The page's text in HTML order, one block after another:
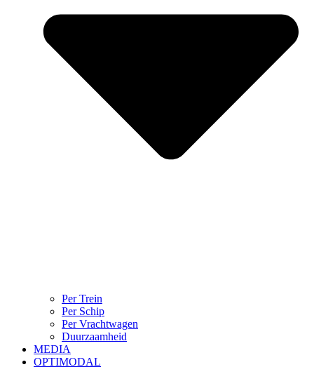
Per Trein
Per Schip
Per Vrachtwagen
Duurzaamheid
MEDIA
OPTIMODAL